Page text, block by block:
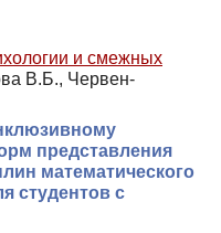
и смежных
В.Б., Червен-
представления
математического
студентов с